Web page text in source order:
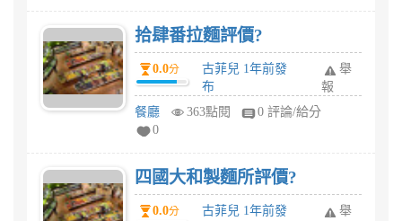
拾肆番拉麵評價?
0.0分
古菲兒 1年前發
布
舉
報
餐廳
363點閱
0 評論/給分
0
四國大和製麵所評價?
0.0分
古菲兒 1年前發
舉